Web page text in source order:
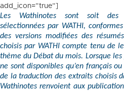
add_icon=”true”]
Les Wathinotes sont soit des
sélectionnées par WATHI,
des versions modifiées des
choisis par WATHI compte tenu de
thème du Débat du mois. Lorsque
ne sont disponibles qu’en français
de la traduction des extraits choisis
Wathinotes renvoient aux